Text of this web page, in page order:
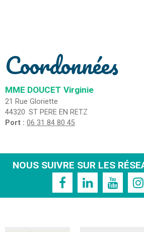
Coordonnées
MME DOUCET Virginie
21 Rue Gloriette
44320 ST PERE EN RETZ
Port : 06 31 84 80 45
NOUS SUIVRE SUR LES